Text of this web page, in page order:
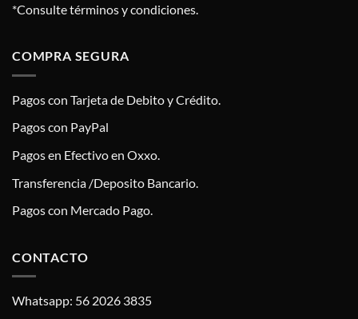
*Consulte términos y condiciones.
COMPRA SEGURA
Pagos con Tarjeta de Debito y Crédito.
Pagos con PayPal
Pagos en Efectivo en Oxxo.
Transferencia /Deposito Bancario.
Pagos con Mercado Pago.
CONTACTO
Whatsapp: 56 2026 3835